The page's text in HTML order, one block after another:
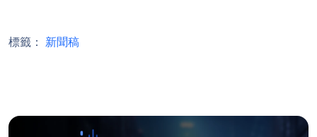
標籤： 新聞稿